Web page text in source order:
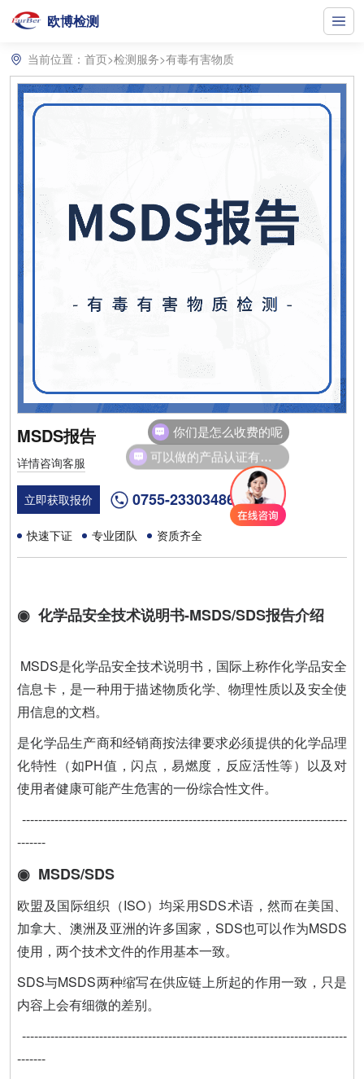
欧博检测
当前位置： 首页>检测服务>有毒有害物质
MSDS报告
详情咨询客服
立即获取报价 0755-23303486
快速下证 专业团队 资质齐全
◉ 化学品安全技术说明书-MSDS/SDS报告介绍
MSDS是化学品安全技术说明书，国际上称作化学品安全
信息卡，是一种用于描述物质化学、物理性质以及安全使
用信息的文档。
是化学品生产商和经销商按法律要求必须提供的化学品理
化特性（如PH值，闪点，易燃度，反应活性等）以及对
使用者健康可能产生危害的一份综合性文件。
--------------------------------------------------------------------------------
-------
◉ MSDS/SDS
欧盟及国际组织（ISO）均采用SDS术语，然而在美国、
加拿大、澳洲及亚洲的许多国家，SDS也可以作为MSDS
使用，两个技术文件的作用基本一致。
SDS与MSDS两种缩写在供应链上所起的作用一致，只是
内容上会有细微的差别。
--------------------------------------------------------------------------------
-------
你们是怎么收费的呢
可以做的产品认证有哪些？